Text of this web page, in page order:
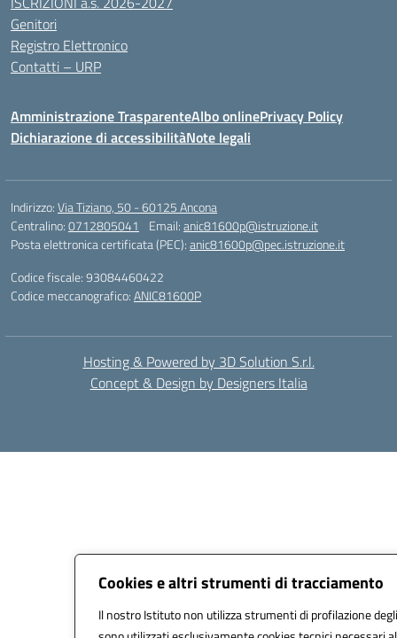
Cookies e altri strumenti di tracciamento
Il nostro Istituto non utilizza strumenti di profilazione
Genitori
Registro Elettronico
Contatti – URP
Amministrazione TrasparenteAlbo onlinePrivacy Policy
Dichiarazione di accessibilitàNote legali
Indirizzo:Via Tiziano, 50 - 60125 Ancona
Centralino:0712805041 Email:anic81600p@istruzione.it
Posta elettronica certificata (PEC):anic81600p@pec.istruzione.it
Codice fiscale: 93084460422
Codice meccanografico:ANIC81600P
Hosting & Powered by 3D Solution S.r.l.
Concept & Design by Designers Italia